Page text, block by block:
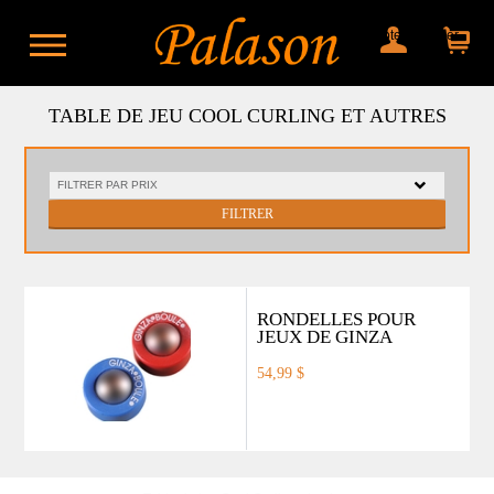
Mon compteMon panier
TABLE DE JEU COOL CURLING ET AUTRES
FILTRER
RONDELLES POUR
JEUX DE GINZA
54,99 $